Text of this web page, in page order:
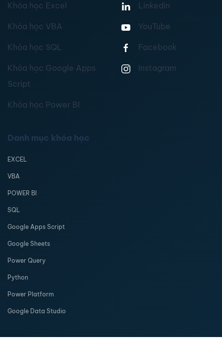
Khóa học Excel
Khóa học VBA
Khóa học SQL
Khóa học Google Apps
Script
Khóa học Power BI
Linkedin
YouTube
Facebook
Instagram
Danh mục khóa học
EXCEL
VBA
POWER BI
SQL
Google Apps Script
Google Sheets
Power Query
Python
Power Platform
Google Data Studio